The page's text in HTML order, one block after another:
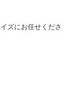
ズにお任せくださ